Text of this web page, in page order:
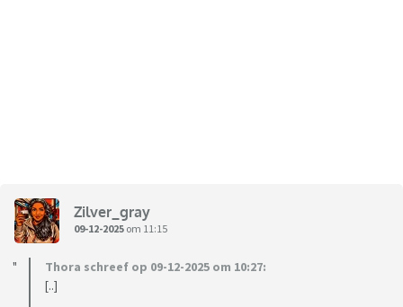
Zilver_gray
09-12-2025 om 11:15
Thora schreef op 09-12-2025 om 10:27:
[..]